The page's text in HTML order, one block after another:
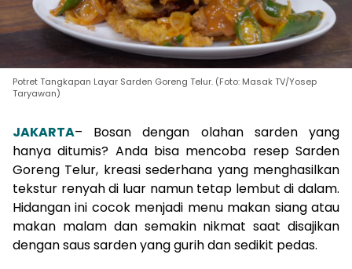
Potret Tangkapan Layar Sarden Goreng Telur. (Foto: Masak TV/Yosep
Taryawan)
JAKARTA– Bosan dengan olahan sarden yang
hanya ditumis? Anda bisa mencoba resep Sarden
Goreng Telur, kreasi sederhana yang menghasilkan
tekstur renyah di luar namun tetap lembut di dalam.
Hidangan ini cocok menjadi menu makan siang atau
makan malam dan semakin nikmat saat disajikan
dengan saus sarden yang gurih dan sedikit pedas.